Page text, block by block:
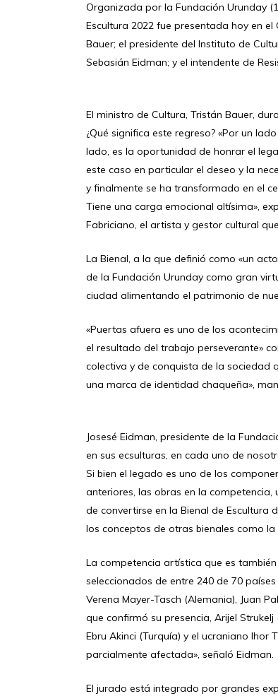
Organizada por la Fundación Urunday
Escultura 2022 fue presentada hoy en
Bauer; el presidente del Instituto de
Sebasián Eidman; y el intendente de
El ministro de Cultura, Tristán Bauer,
¿Qué significa este regreso? «Por un
lado, es la oportunidad de honrar el
este caso en particular el deseo y la
y finalmente se ha transformado en el
Tiene una carga emocional altísima»,
Fabriciano, el artista y gestor cultural
La Bienal, a la que definió como «un
de la Fundación Urunday como gran
ciudad alimentando el patrimonio de
«Puertas afuera es uno de los
el resultado del trabajo perseverante»
colectiva y de conquista de la sociedad
una marca de identidad chaqueña»,
Josesé Eidman, presidente de la
en sus ecsulturas, en cada uno de
Si bien el legado es uno de los
anteriores, las obras en la
de convertirse en la Bienal de Escultura
los conceptos de otras bienales como la
La competencia artística que es
seleccionados de entre 240 de 70
Verena Mayer-Tasch (Alemania), Juan
que confirmó su presencia, Arijel
Ebru Akinci (Turquía) y el ucraniano Ihor
parcialmente afectada», señaló Eidman.
El jurado está integrado por grandes